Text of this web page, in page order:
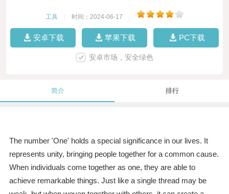
工具 时间：2024-06-17
安卓下载 苹果下载 PC下载
安卓市场，安全绿色
简介 排行
The number 'One' holds a special significance in our lives. It
represents unity, bringing people together for a common cause.
When individuals come together as one, they are able to
achieve remarkable things. Just like a single thread may be